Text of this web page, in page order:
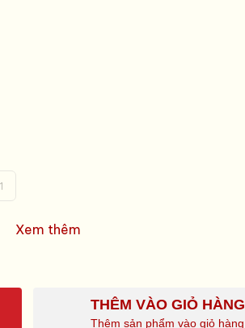
Xem thêm
THÊM VÀO GIỎ HÀNG
Thêm sản phẩm vào giỏ hàng